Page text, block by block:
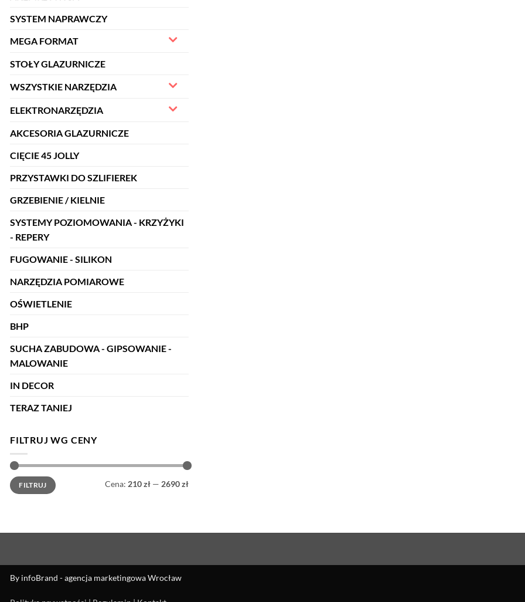
SYSTEM NAPRAWCZY
MEGA FORMAT
STOŁY GLAZURNICZE
WSZYSTKIE NARZĘDZIA
ELEKTRONARZĘDZIA
AKCESORIA GLAZURNICZE
CIĘCIE 45 JOLLY
PRZYSTAWKI DO SZLIFIEREK
GRZEBIENIE / KIELNIE
SYSTEMY POZIOMOWANIA - KRZYŻYKI
- REPERY
FUGOWANIE - SILIKON
NARZĘDZIA POMIAROWE
OŚWIETLENIE
BHP
SUCHA ZABUDOWA - GIPSOWANIE -
MALOWANIE
IN DECOR
TERAZ TANIEJ
FILTRUJ WG CENY
Cena
min
Cena
maxFILTRUJ Cena: 210 zł — 2690 zł
By infoBrand - agencja marketingowa Wrocław